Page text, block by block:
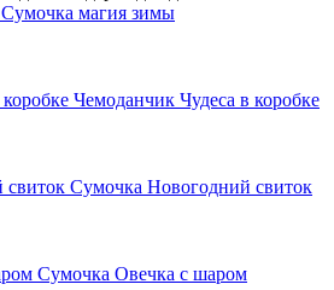
Сумочка магия зимы
Чемоданчик Чудеса в коробке
Сумочка Новогодний свиток
Сумочка Овечка с шаром